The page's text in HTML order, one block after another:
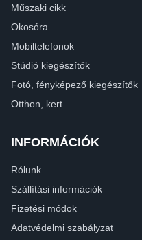
Műszaki cikk
Okosóra
Mobiltelefonok
Stúdió kiegészítők
Fotó, fényképező kiegészítők
Otthon, kert
INFORMÁCIÓK
Rólunk
Szállítási információk
Fizetési módok
Adatvédelmi szabályzat